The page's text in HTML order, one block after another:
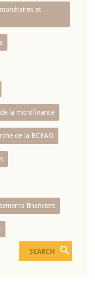
et
la microfinance
de la BCEAO
financiers